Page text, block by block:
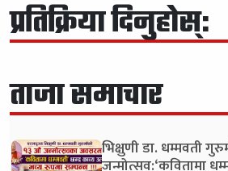
प्रतिक्रिया दिनुहोस्:
ताजा समाचार
भिक्षुणी डा. धम्मवती
जन्मोत्सव:‘कवितामा